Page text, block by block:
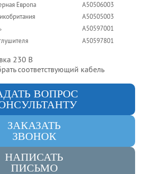
Европа
A50506003
A50505003
A50597001
A50597801
230 В
соответствующий кабель
ВОПРОС
ЗАКАЗАТЬ
ЗВОНОК
НАПИСАТЬ
ПИСЬМО